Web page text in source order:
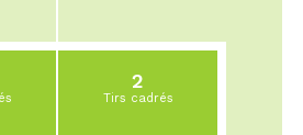
2
Tirs cadrés